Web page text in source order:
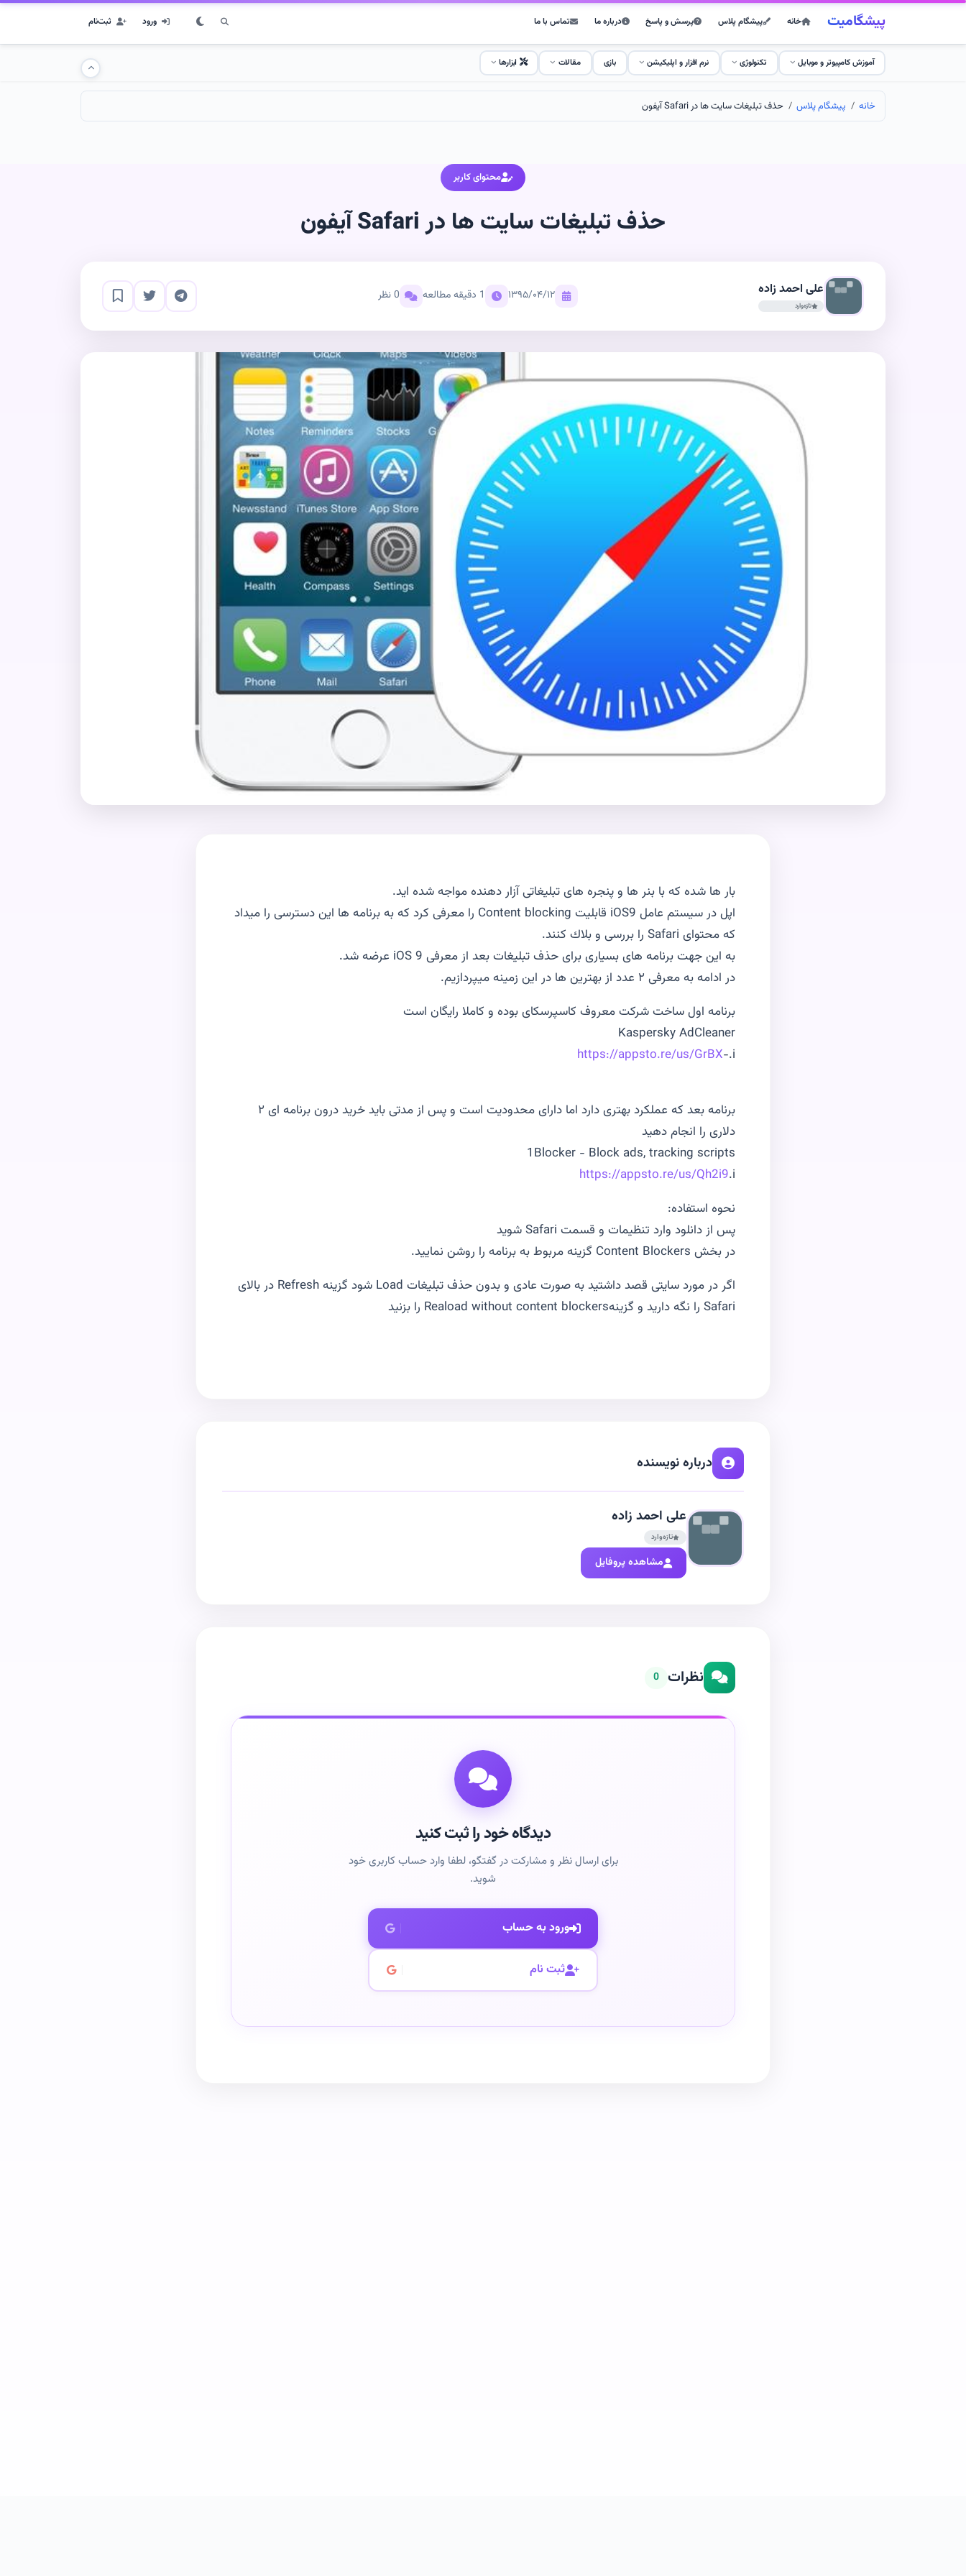
پیشگامیت خانه پیشگام پلاس پرسش و پاسخ درباره ما تماس با ما ورود ثبت‌نام
آموزش کامپیوتر و موبایل تکنولوژی نرم افزار و اپلیکیشن بازی مقالات ابزارها
خانه پیشگام پلاس حذف تبليغات سايت ها در Safari آیفون
محتوای کاربر
حذف تبليغات سايت ها در Safari آیفون
علی احمد زاده
تازه‌وارد
۱۳۹۵/۰۴/۱۲ 1 دقیقه مطالعه 0 نظر
بار ها شده كه با بنر ها و پنجره هاى تبليغاتى آزار دهنده مواجه شده ايد.
اپل در سيستم عامل iOS9 قابليت Content blocking را معرفى كرد كه به برنامه ها اين دسترسى را ميداد
كه محتواى Safari را بررسى و بلاك كنند.
به اين جهت برنامه هاى بسيارى براى حذف تبليغات بعد از معرفى iOS 9 عرضه شد.
در ادامه به معرفى ٢ عدد از بهترين ها در اين زمينه ميپردازيم.
برنامه اول ساخت شركت معروف كاسپرسكاى بوده و كاملا رايگان است
Kaspersky AdCleaner
https://appsto.re/us/GrBX-.i
برنامه بعد كه عملكرد بهترى دارد اما داراى محدوديت است و پس از مدتى بايد خريد درون برنامه اى ٢
دلارى را انجام دهيد
1Blocker - Block ads, tracking scripts
https://appsto.re/us/Qh2i9.i
نحوه استفاده:
پس از دانلود وارد تنظيمات و قسمت Safari شويد
در بخش Content Blockers گزينه مربوط به برنامه را روشن نماييد.
اگر در مورد سايتى قصد داشتيد به صورت عادى و بدون حذف تبليغات Load شود گزينه Refresh در بالاى
Safari را نگه داريد و گزينهReaload without content blockers را بزنيد
درباره نویسنده
علی احمد زاده
تازه‌وارد
مشاهده پروفایل
نظرات 0
دیدگاه خود را ثبت کنید
برای ارسال نظر و مشارکت در گفتگو، لطفا وارد حساب کاربری خود
شوید.
ورود به حساب
ثبت نام